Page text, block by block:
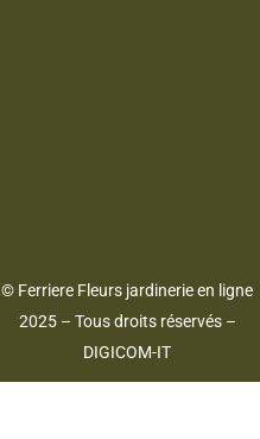
© Ferriere Fleurs jardinerie en ligne
2025 – Tous droits réservés –
DIGICOM-IT